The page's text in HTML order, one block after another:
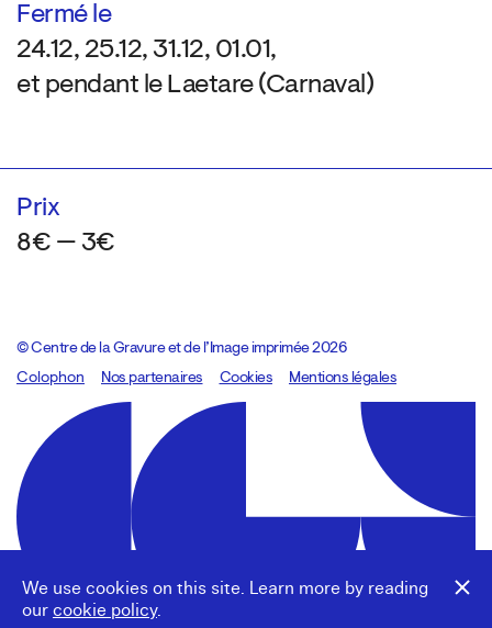
We use cookies on this site. Learn more by reading
our cookie policy.
Fermé le
24.12, 25.12, 31.12, 01.01,
et pendant le Laetare (Carnaval)
Prix
8€ — 3€
© Centre de la Gravure et de l’Image imprimée 2026
Colophon
Design:Marcel Kaczmarek, code:8080.studio
Nos partenaires Cookies Mentions légales